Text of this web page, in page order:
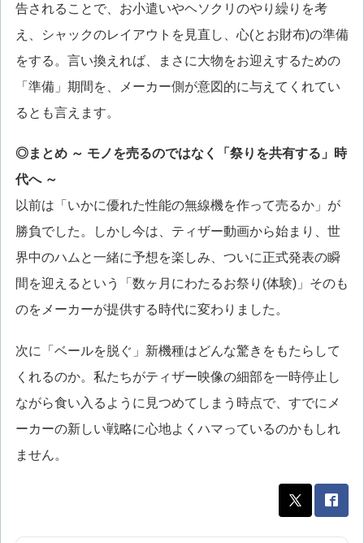
告されることで、お小遣いやヘソクリのやり繰りを考
え、シャックのレイアウトを見直し、心(とお財布)の準備
をする。言い換えれば、まさに大物をお迎えするための
「準備」期間を、メーカー側が意図的に与えてくれてい
るとも言えます。
◎まとめ ～ モノを売るのではなく「祭りを共有する」時
代へ ～
以前は「いかに優れた性能の無線機を作って売るか」が
勝負でした。しかし今は、ティザー動画から始まり、世
界中のハムと一緒に予想を楽しみ、ついに正式発表の瞬
間を迎えるという「数ヶ月にわたるお祭り(体験)」そのも
のをメーカーが提供する時代に変わりました。
次に「ベールを脱ぐ」新機種はどんな驚きをもたらして
くれるのか。私たちがティザー映像の細部を一時停止し
ながら食い入るように見つめてしまう時点で、すでにメ
ーカーの新しい戦略に心地よくハマっているのかもしれ
ません。